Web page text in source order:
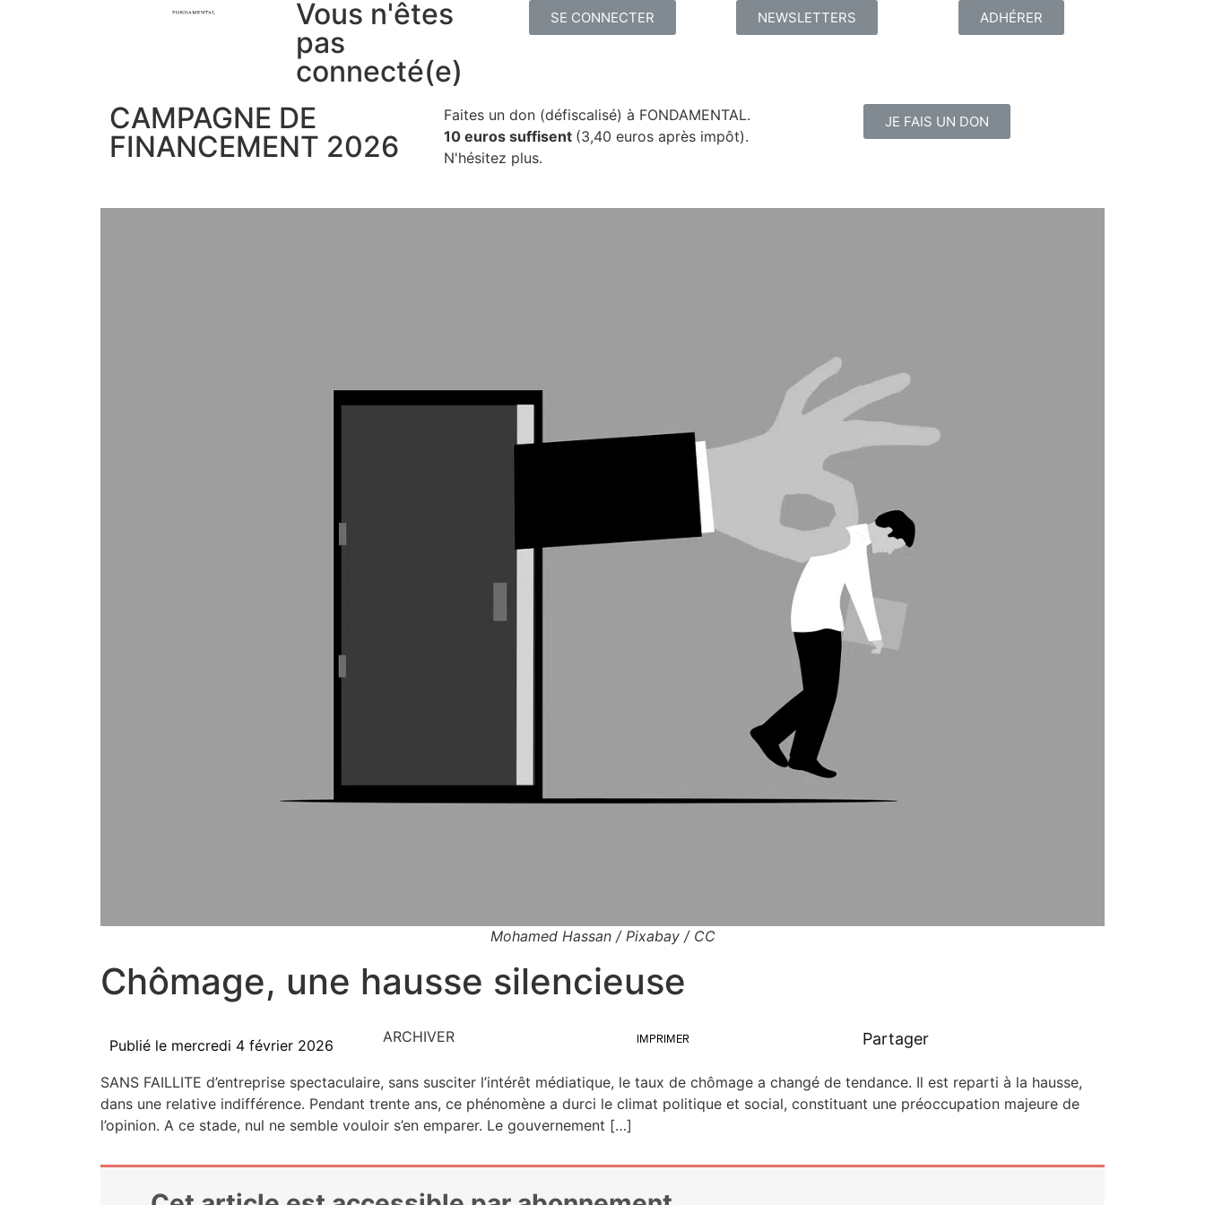
Vous n'êtes
pas
connecté(e)
SE CONNECTER NEWSLETTERS ADHÉRER
CAMPAGNE DE
FINANCEMENT 2026
Faites un don (défiscalisé) à FONDAMENTAL.
10 euros suffisent (3,40 euros après impôt).
N'hésitez plus.
JE FAIS UN DON
Mohamed Hassan / Pixabay / CC
Chômage, une hausse silencieuse
Publié le mercredi 4 février 2026 ARCHIVER IMPRIMER Partager
SANS FAILLITE d’entreprise spec­ta­cu­laire, sans sus­ci­ter l’in­té­rêt média­tique, le taux de chô­mage a chan­gé de ten­dance. Il est repar­ti à la hausse,
dans une rela­tive indif­fé­rence. Pen­dant trente ans, ce phé­no­mène a dur­ci le cli­mat poli­tique et social, consti­tuant une pré­oc­cu­pa­tion majeure de
l’opinion. A ce stade, nul ne semble vou­loir s’en empa­rer. Le gouvernement […]